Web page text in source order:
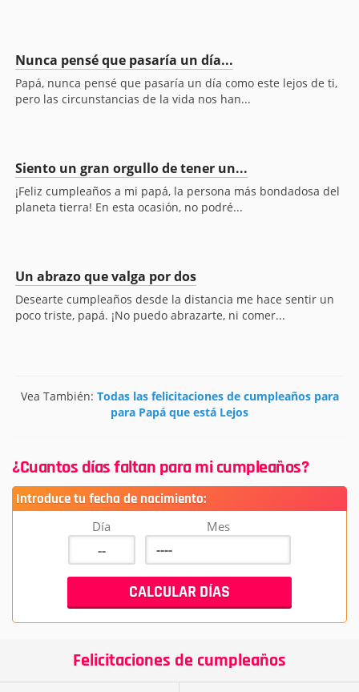
Nunca pensé que pasaría un día...
Papá, nunca pensé que pasaría un día como este lejos de ti,
pero las circunstancias de la vida nos han...
Siento un gran orgullo de tener un...
¡Feliz cumpleaños a mi papá, la persona más bondadosa del
planeta tierra! En esta ocasión, no podré...
Un abrazo que valga por dos
Desearte cumpleaños desde la distancia me hace sentir un
poco triste, papá. ¡No puedo abrazarte, ni comer...
Vea También: Todas las felicitaciones de cumpleaños para
para Papá que está Lejos
¿Cuantos días faltan para mi cumpleaños?
Introduce tu fecha de nacimiento:
Día Mes
Felicitaciones de cumpleaños